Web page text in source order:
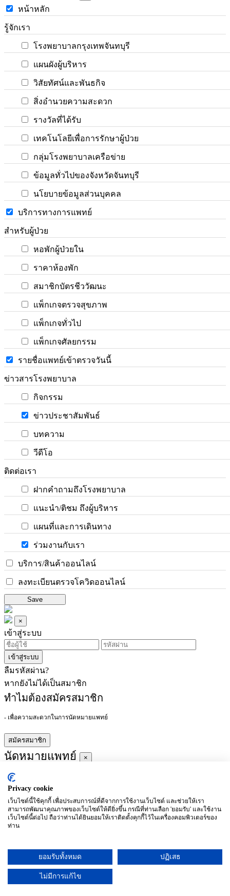
หน้าหลัก
รู้จักเรา
โรงพยาบาลกรุงเทพจันทบุรี
แผนผังผู้บริหาร
วิสัยทัศน์และพันธกิจ
สิ่งอำนวยความสะดวก
รางวัลที่ได้รับ
เทคโนโลยีเพื่อการรักษาผู้ป่วย
กลุ่มโรงพยาบาลเครือข่าย
ข้อมูลทั่วไปของจังหวัดจันทบุรี
นโยบายข้อมูลส่วนบุคคล
บริการทางการแพทย์
สำหรับผู้ป่วย
หอพักผู้ป่วยใน
ราคาห้องพัก
สมาชิกบัตรชีววัฒนะ
แพ็กเกจตรวจสุขภาพ
แพ็กเกจทั่วไป
แพ็กเกจศัลยกรรม
รายชื่อแพทย์เข้าตรวจวันนี้
ข่าวสารโรงพยาบาล
กิจกรรม
ข่าวประชาสัมพันธ์
บทความ
วีดีโอ
ติดต่อเรา
ฝากคำถามถึงโรงพยาบาล
แนะนำ/ติชม ถึงผู้บริหาร
แผนที่และการเดินทาง
ร่วมงานกับเรา
บริการ/สินค้าออนไลน์
ลงทะเบียนตรวจโควิดออนไลน์
Save
×
เข้าสู่ระบบ
เข้าสู่ระบบ
ลืมรหัสผ่าน?
หากยังไม่ได้เป็นสมาชิก
ทำไมต้องสมัครสมาชิก
- เพื่อความสะดวกในการนัดหมายแพทย์
สมัครสมาชิก
นัดหมายแพทย์ ×
ผู้ชำนาญการ
ประจำ :
อาทิตย์
จันทร์
(27/09)
อังคาร
(28/09)
พุธ
พฤหัสบดี
ศุกร์
เสาร์
Privacy cookie
เว็บไซต์นี้ใช้คุกกี้ เพื่อประสบการณ์ที่ดีจากการใช้งานเว็บไซต์ และช่วยให้เรา
สามารถพัฒนาคุณภาพของเว็บไซต์ให้ดียิ่งขึ้น กรณีที่ท่านเลือก 'ยอมรับ' และใช้งาน
เว็บไซต์นี้ต่อไป ถือว่าท่านได้ยินยอมให้เราติดตั้งคุกกี้ไว้ในเครื่องคอมพิวเตอร์ของ
ท่าน
ยอมรับทั้งหมด ปฏิเสธ
ไม่มีการแก้ไข